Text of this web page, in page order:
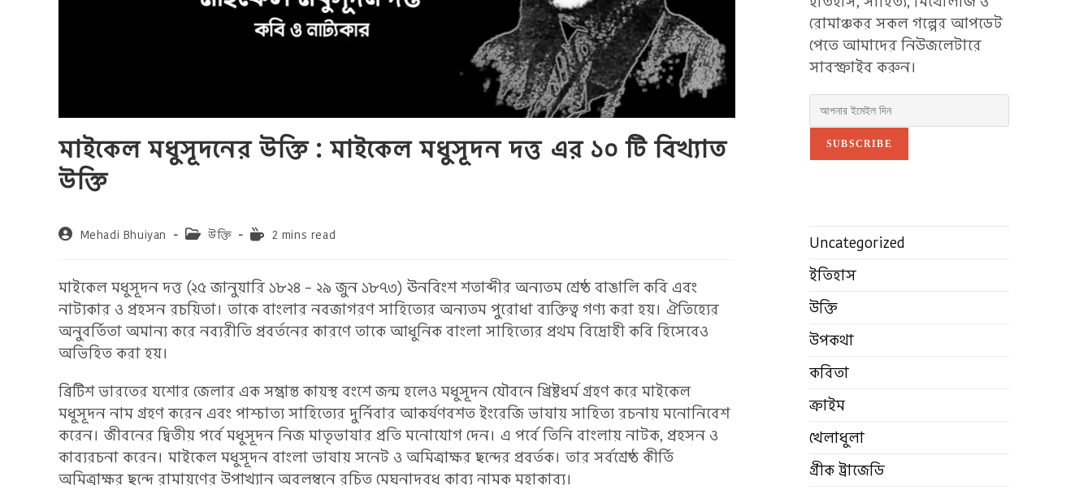
মাইকেল মধুসূদনের উক্তি : মাইকেল মধুসূদন দত্ত এর ১০ টি বিখ্যাত
উক্তি
PostMehadi Bhuiyan
Postউক্তি
Reading2 mins read
মাইকেল মধুসূদন দত্ত (২৫ জানুয়ারি ১৮২৪ – ২৯ জুন ১৮৭৩) ঊনবিংশ শতাব্দীর অন্যতম শ্রেষ্ঠ বাঙালি কবি এবং
নাট্যকার ও প্রহসন রচয়িতা। তাকে বাংলার নবজাগরণ সাহিত্যের অন্যতম পুরোধা ব্যক্তিত্ব গণ্য করা হয়। ঐতিহ্যের
অনুবর্তিতা অমান্য করে নব্যরীতি প্রবর্তনের কারণে তাকে আধুনিক বাংলা সাহিত্যের প্রথম বিদ্রোহী কবি হিসেবেও
অভিহিত করা হয়।
ব্রিটিশ ভারতের যশোর জেলার এক সম্ভ্রান্ত কায়স্থ বংশে জন্ম হলেও মধুসূদন যৌবনে খ্রিষ্টধর্ম গ্রহণ করে মাইকেল
মধুসূদন নাম গ্রহণ করেন এবং পাশ্চাত্য সাহিত্যের দুর্নিবার আকর্ষণবশত ইংরেজি ভাষায় সাহিত্য রচনায় মনোনিবেশ
করেন। জীবনের দ্বিতীয় পর্বে মধুসূদন নিজ মাতৃভাষার প্রতি মনোযোগ দেন। এ পর্বে তিনি বাংলায় নাটক, প্রহসন ও
কাব্যরচনা করেন। মাইকেল মধুসূদন বাংলা ভাষায় সনেট ও অমিত্রাক্ষর ছন্দের প্রবর্তক। তার সর্বশ্রেষ্ঠ কীর্তি
অমিত্রাক্ষর ছন্দে রামায়ণের উপাখ্যান অবলম্বনে রচিত মেঘনাদবধ কাব্য নামক মহাকাব্য।
রোমাঞ্চকর সকল গল্পের আপডেট
পেতে আমাদের নিউজলেটারে
সাবস্ক্রাইব করুন।
SUBSCRIBE
Uncategorized
ইতিহাস
উক্তি
উপকথা
কবিতা
ক্রাইম
খেলাধুলা
গ্রীক ট্রাজেডি